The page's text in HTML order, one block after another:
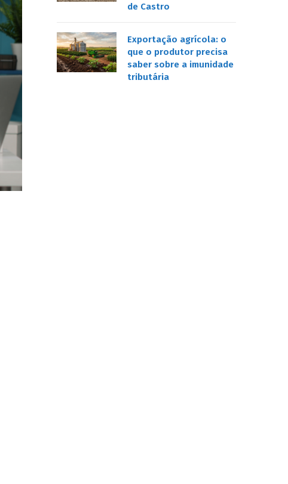
de Castro
Exportação agrícola: o
que o produtor precisa
saber sobre a imunidade
tributária